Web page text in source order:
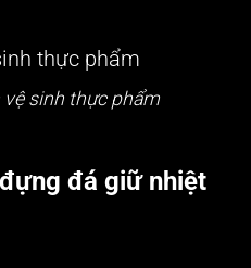
sinh thực phẩm
đá giữ nhiệt